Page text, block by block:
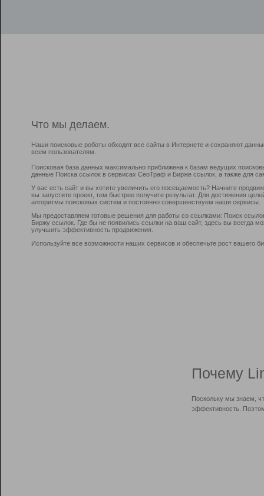
Что мы делаем.
Наши поисковые роботы обходят все сайты в Интернете и сохраняют
всем пользователям.
Поисковая база данных максимально приближена к базам ведущих
данные Поиска ссылок в сервисах СеоТраф и Бирже ссылок, а также для
У вас есть сайт и вы хотите увеличить его посещаемость? Начните
вы запустите проект, тем быстрее получите результат. Для достижения
алгоритмы поисковых систем и постоянно совершенствуем наши сервисы.
Мы предоставляем готовые решения для работы со ссылками: Поиск
Биржу ссылок. Где бы не появились ссылки на ваш сайт, здесь вы всегда
улучшить эффективность продвижения.
Используйте все возможности наших сервисов и обеспечьте рост вашего
Почему
Поскольку мы знаем,
эффективность.